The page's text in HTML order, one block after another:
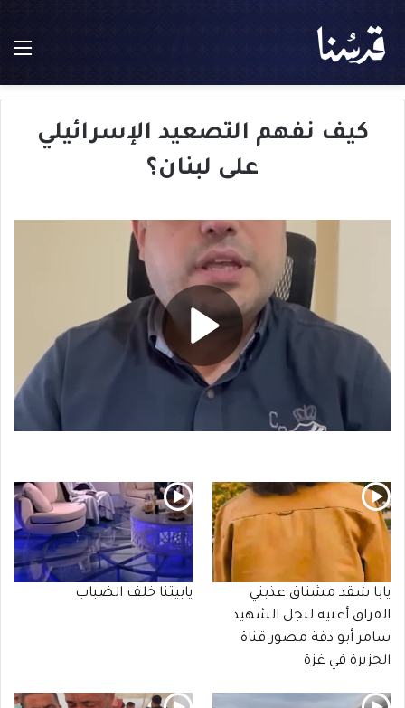
كيف نفهم التصعيد الإسرائيلي
على لبنان؟
يابا شقد مشتاق عذبني
الفراق أغنية لنجل الشهيد
سامر أبو دقة مصور قناة
الجزيرة في غزة
يابيتنا خلف الضباب